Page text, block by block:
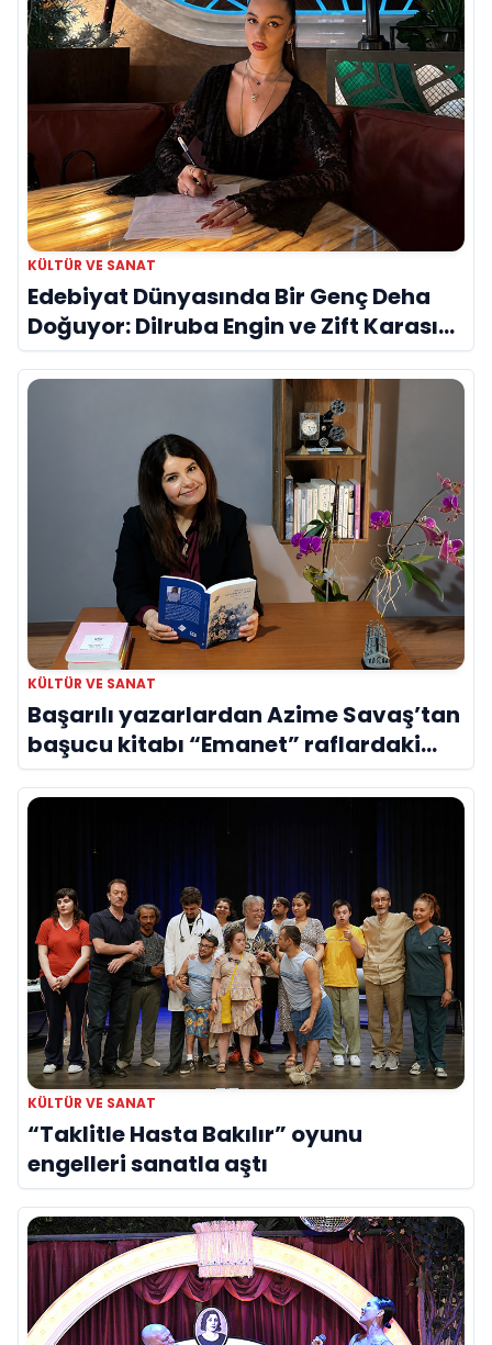
KÜLTÜR VE SANAT
Edebiyat Dünyasında Bir Genç Deha
Doğuyor: Dilruba Engin ve Zift Karası
Evreni ‘AVENOİR’
KÜLTÜR VE SANAT
Başarılı yazarlardan Azime Savaş’tan
başucu kitabı “Emanet” raflardaki
yerini aldı
KÜLTÜR VE SANAT
“Taklitle Hasta Bakılır” oyunu
engelleri sanatla aştı